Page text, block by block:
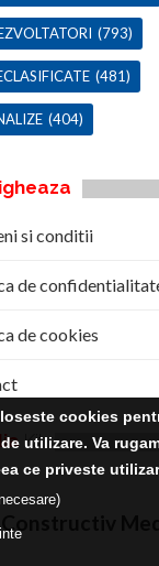
(793)
(481)
(404)
si conditii
de
de cookies
Kit
Constructiv
cookies
utilizare. Va
ce priveste